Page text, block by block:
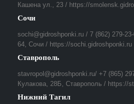
Кашена ул., 23 / https://
Сочи
sochi@gidroshponki.ru / 7 (862) 279-
64, Сочи / https://sochi.gidroshponki.ru
Ставрополь
stavropol@gidroshponki.ru/ +7 (865)
Кулакова, 28Б, Ставрополь / https://
Нижний Тагил